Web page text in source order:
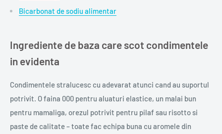
Bicarbonat de sodiu alimentar
Ingrediente de baza care scot condimentele
in evidenta
Condimentele stralucesc cu adevarat atunci cand au suportul
potrivit. O faina 000 pentru aluaturi elastice, un malai bun
pentru mamaliga, orezul potrivit pentru pilaf sau risotto si
paste de calitate – toate fac echipa buna cu aromele din